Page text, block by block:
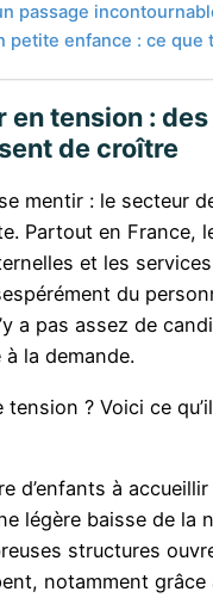
passage
petite enfance : ce que
en tension :
de croître
mentir : le secteur
Partout en France,
et les
du
a pas assez de
la demande.
tension ? Voici ce
d’enfants à
légère baisse de la
structures
notamment grâce